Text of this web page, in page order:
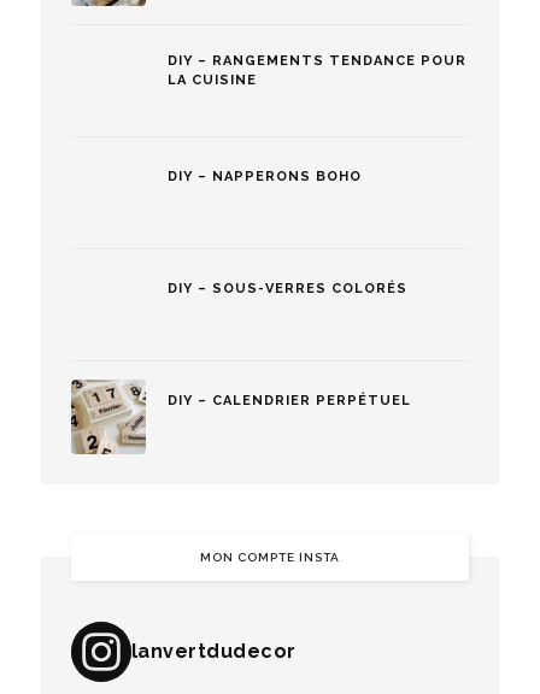
DIY – RANGEMENTS TENDANCE POUR
LA CUISINE
DIY – NAPPERONS BOHO
DIY – SOUS-VERRES COLORÉS
DIY – CALENDRIER PERPÉTUEL
MON COMPTE INSTA
lanvertdudecor